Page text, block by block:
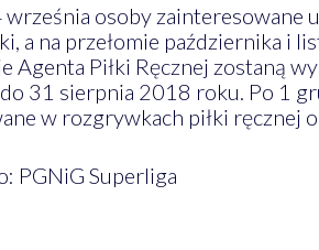
września osoby zainteresowane
a na przełomie października i
Agenta Piłki Ręcznej zostaną
31 sierpnia 2018 roku. Po 1
w rozgrywkach piłki ręcznej
PGNiG Superliga